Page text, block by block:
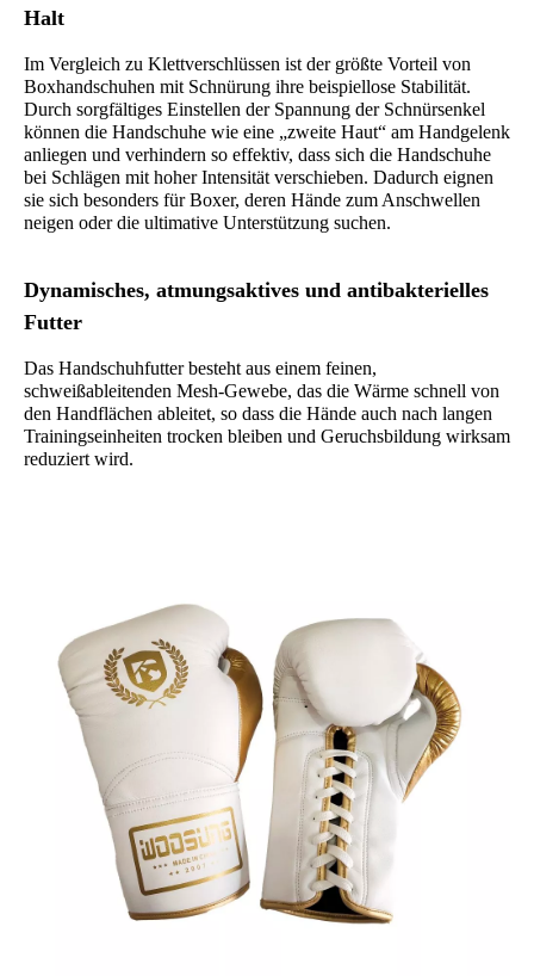
Halt
Im Vergleich zu Klettverschlüssen ist der größte Vorteil von
Boxhandschuhen mit Schnürung ihre beispiellose Stabilität.
Durch sorgfältiges Einstellen der Spannung der Schnürsenkel
können die Handschuhe wie eine „zweite Haut“ am Handgelenk
anliegen und verhindern so effektiv, dass sich die Handschuhe
bei Schlägen mit hoher Intensität verschieben. Dadurch eignen
sie sich besonders für Boxer, deren Hände zum Anschwellen
neigen oder die ultimative Unterstützung suchen.
Dynamisches, atmungsaktives und antibakterielles
Futter
Das Handschuhfutter besteht aus einem feinen,
schweißableitenden Mesh-Gewebe, das die Wärme schnell von
den Handflächen ableitet, so dass die Hände auch nach langen
Trainingseinheiten trocken bleiben und Geruchsbildung wirksam
reduziert wird.